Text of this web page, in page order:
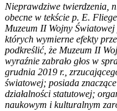
Nieprawdziwe twierdzenia,
obecne w tekście p. E.
Muzeum II Wojny
których wymierne efekty
podkreślić, że Muzeum II
wyraźnie zabrało głos w
grudnia 2019 r.,
światowej; posiada
działalności statutowej;
naukowym i kulturalnym